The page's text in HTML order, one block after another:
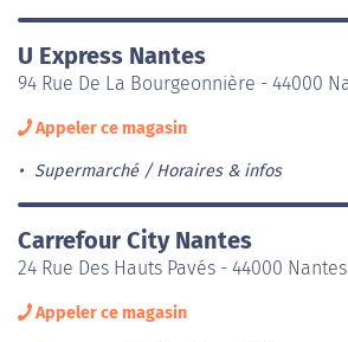
U Express Nantes
94 Rue De La Bourgeonnière - 44000
Appeler ce magasin
Supermarché Horaires & infos
Carrefour City Nantes
24 Rue Des Hauts Pavés - 44000 Nantes
Appeler ce magasin